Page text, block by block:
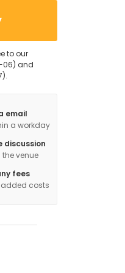
to our
06) and
email
a workday
discussion
venue
fees
added costs